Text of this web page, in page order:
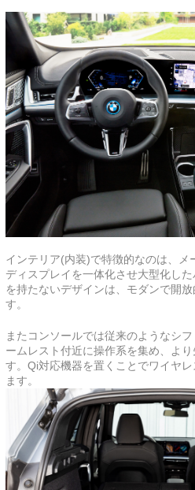
インテリア(内装)で特徴的なのは、メ
ディスプレイを一体化させ大型化し
を持たないデザインは、モダンで開
す。
またコンソールでは従来のようなシ
ームレスト付近に操作系を集め、よ
す。Qi対応機器を置くことでワイヤ
ます。